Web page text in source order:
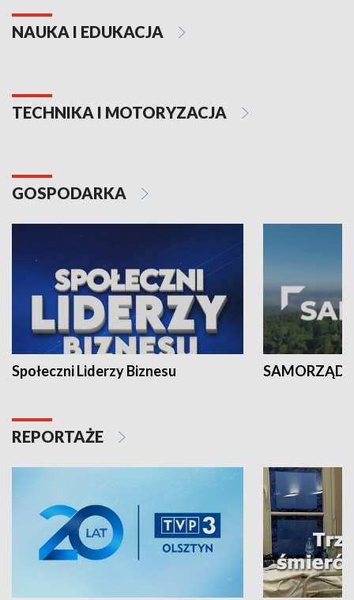
NAUKA I EDUKACJA
TECHNIKA I MOTORYZACJA
GOSPODARKA
Społeczni Liderzy Biznesu SAMORZĄD
REPORTAŻE